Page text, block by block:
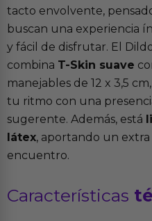
tacto envolvente,
buscan una experiencia
y fácil de disfrutar. El
combina T-Skin suave
manejables de 12 x 3,5
tu ritmo con una
sugerente. Además, está
látex, aportando un
encuentro.
Características